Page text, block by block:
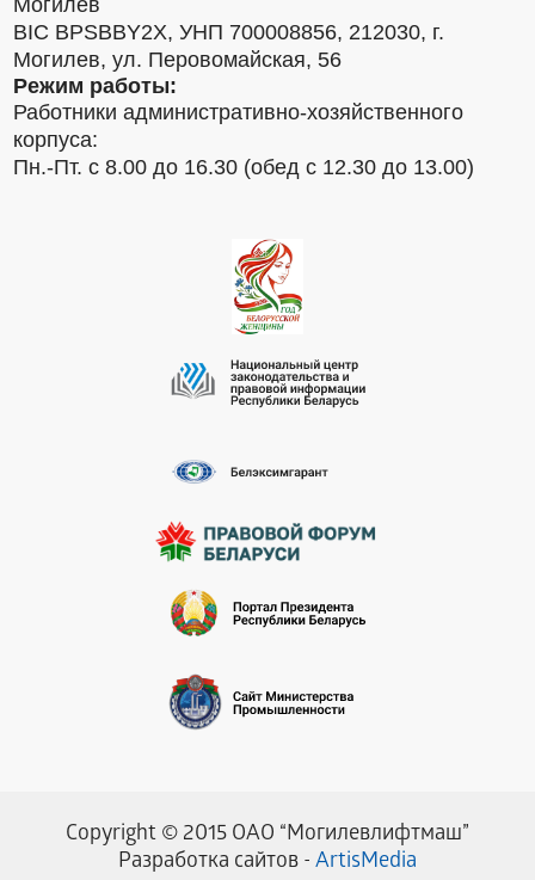
Могилев
BIC BPSBBY2X, УНП 700008856, 212030, г.
Могилев, ул. Перовомайская, 56
Режим работы:
Работники административно-хозяйственного
корпуса:
Пн.-Пт. с 8.00 до 16.30 (обед с 12.30 до 13.00)
Разработка сайтов - ArtisMedia
Copyright © 2015 ОАО “Могилевлифтмаш”